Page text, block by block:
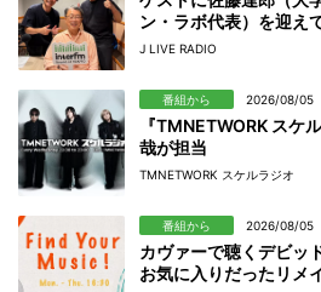
ン・ラボ代表）を迎え
J LIVE RADIO
番組から 2026/08/05
『TMNETWORK スケ
哉が担当
TMNETWORK スケルラジオ
番組から 2026/08/05
カヴァーで聴くデビ
お気に入りだったリメ